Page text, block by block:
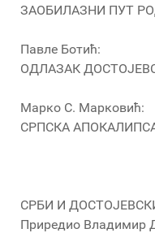
ЗАОБИЛАЗНИ ПУТ
Павле Ботић:
ОДЛАЗАК
Марко С. Марковић:
СРПСКА
СРБИ И
Приредио Владимир